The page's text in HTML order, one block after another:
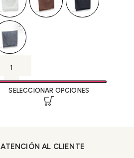
SELECCIONAR OPCIONES
ATENCIÓN AL CLIENTE